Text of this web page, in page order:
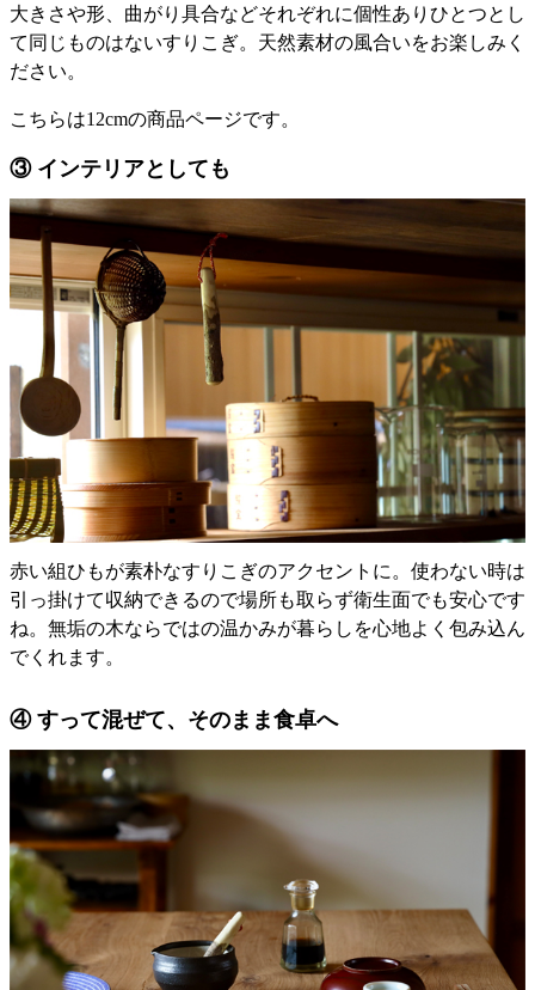
大きさや形、曲がり具合などそれぞれに個性ありひとつとし
て同じものはないすりこぎ。天然素材の風合いをお楽しみく
ださい。
こちらは12cmの商品ページです。
③ インテリアとしても
赤い組ひもが素朴なすりこぎのアクセントに。使わない時は
引っ掛けて収納できるので場所も取らず衛生面でも安心です
ね。無垢の木ならではの温かみが暮らしを心地よく包み込ん
でくれます。
④ すって混ぜて、そのまま食卓へ